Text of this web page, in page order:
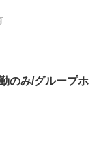
のみ/グループホ